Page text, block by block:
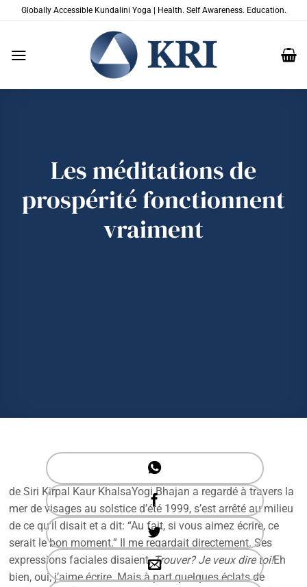
PasserGlobally Accessible Kundalini Yoga | Health. Self Awareness. Education.
Les méditations de
prospérité fonctionnent
vraiment
de Siri Kirpal Kaur KhalsaYogi Bhajan a regardé à travers la
mer de visages au solstice d’été 1999, s’est arrêté au milieu
de ce qu’il disait et a dit: “Au fait, si vous aimez écrire, ce
serait le bon moment.” Il me regardait directement. Ses
expressions faciales disaient,Trouver? Je veux dire toi!Eh
bien, oui, j’aime écrire. Mais à part quelques éclats de